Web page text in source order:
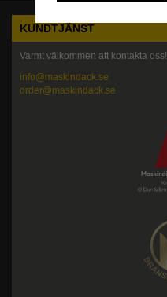
KUNDTJÄNST
Varmt välkommen att kontakta oss!
info@maskindack.se
order@maskindack.se